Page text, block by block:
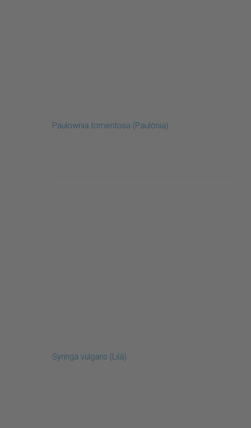
Paulownia tomentosa (Paulònia)
Syringa vulgaris (Lilà)